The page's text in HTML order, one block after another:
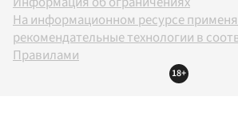
На информационном ресурсе
рекомендательные технологии в
Правилами
18+